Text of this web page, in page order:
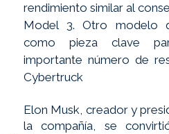
rendimiento similar al
Model 3. Otro modelo
como pieza clave
importante número de
Cybertruck
Elon Musk, creador y
la compañía, se